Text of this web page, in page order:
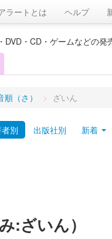
ラートとは ヘルプ
DVD・CD・ゲームなどの発
（さ） > ざいん
別 出版社別 新着
:ざいん）